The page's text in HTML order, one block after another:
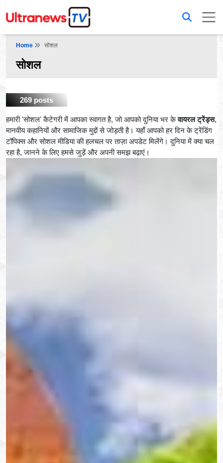
Home सोशल
सोशल
269 posts
हमारी 'सोशल' कैटेगरी में आपका स्वागत है, जो आपको दुनिया भर केवायरल ट्रेंड्स,
मानवीय कहानियों और सामाजिक मुद्दों से जोड़ती है। यहाँ आपको हर दिन के ट्रेंडिंग
टॉपिक्स और सोशल मीडिया की हलचल पर ताज़ा अपडेट मिलेंगे। दुनिया में क्या चल
रहा है, जानने के लिए हमसे जुड़ें और अपनी समझ बढ़ाएं।